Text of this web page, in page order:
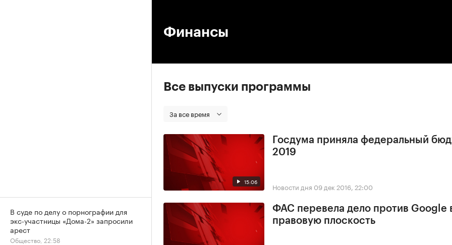
Финансы
Все выпуски программы
За все время
15:06
Госдума приняла федеральный
2019
Новости дня 09 дек 2016, 22:00
ФАС перевела дело против Google
правовую плоскость
В суде по делу о порнографии для
экс-участницы «Дома-2» запросили
арест
Общество, 22:58